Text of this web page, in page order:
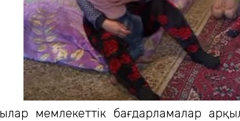
мемлекеттік бағдарламалар